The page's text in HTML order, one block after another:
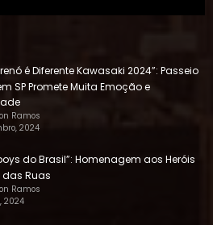
SP Promete Muita Emoção e
Ramos
2024
das Ruas
Ramos
2024